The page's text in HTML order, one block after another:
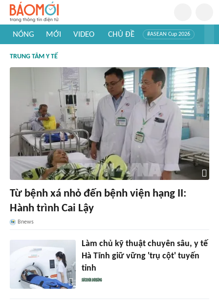
NÓNG MỚI VIDEO CHỦ ĐỀ #ASEAN Cup 2026
#Khám phá thế giới
TRUNG TÂM Y TẾ
Từ bệnh xá nhỏ đến bệnh viện hạng II:
Hành trình Cai Lậy
Bnews
Làm chủ kỹ thuật chuyên sâu, y tế
Hà Tĩnh giữ vững 'trụ cột' tuyến
tỉnh